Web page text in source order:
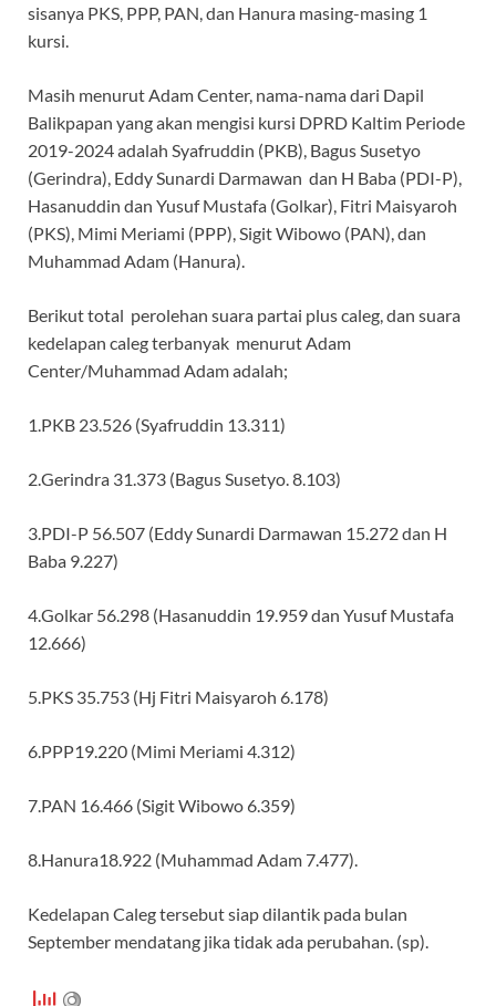
sisanya PKS, PPP, PAN, dan Hanura masing-masing 1
kursi.
Masih menurut Adam Center, nama-nama dari Dapil
Balikpapan yang akan mengisi kursi DPRD Kaltim Periode
2019-2024 adalah Syafruddin (PKB), Bagus Susetyo
(Gerindra), Eddy Sunardi Darmawan dan H Baba (PDI-P),
Hasanuddin dan Yusuf Mustafa (Golkar), Fitri Maisyaroh
(PKS), Mimi Meriami (PPP), Sigit Wibowo (PAN), dan
Muhammad Adam (Hanura).
Berikut total perolehan suara partai plus caleg, dan suara
kedelapan caleg terbanyak menurut Adam
Center/Muhammad Adam adalah;
1.PKB 23.526 (Syafruddin 13.311)
2.Gerindra 31.373 (Bagus Susetyo. 8.103)
3.PDI-P 56.507 (Eddy Sunardi Darmawan 15.272 dan H
Baba 9.227)
4.Golkar 56.298 (Hasanuddin 19.959 dan Yusuf Mustafa
12.666)
5.PKS 35.753 (Hj Fitri Maisyaroh 6.178)
6.PPP19.220 (Mimi Meriami 4.312)
7.PAN 16.466 (Sigit Wibowo 6.359)
8.Hanura18.922 (Muhammad Adam 7.477).
Kedelapan Caleg tersebut siap dilantik pada bulan
September mendatang jika tidak ada perubahan. (sp).